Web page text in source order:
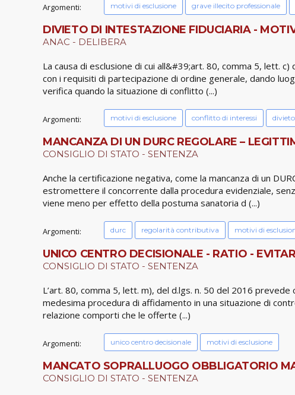
Argomenti: motivi di esclusione grave illecito professionale
DIVIETO DI INTESTAZIONE FIDUCIARIA -
ANAC - DELIBERA
La causa di esclusione di cui all&#39;art. 80, comma 5, lett.
con i requisiti di partecipazione di ordine generale, dando
verifica quando la situazione di conflitto (...)
Argomenti: motivi di esclusione conflitto di interessi
MANCANZA DI UN DURC REGOLARE –
CONSIGLIO DI STATO - SENTENZA
Anche la certificazione negativa, come la mancanza di un
estromettere il concorrente dalla procedura evidenziale,
viene meno per effetto della postuma sanatoria d (...)
Argomenti: durc regolarità contributiva motivi di
UNICO CENTRO DECISIONALE - RATIO -
CONSIGLIO DI STATO - SENTENZA
L’art. 80, comma 5, lett. m), del d.lgs. n. 50 del 2016
medesima procedura di affidamento in una situazione di
relazione comporti che le offerte (...)
Argomenti: unico centro decisionale motivi di esclusione
MANCATO SOPRALLUOGO OBBLIGATORIO
CONSIGLIO DI STATO - SENTENZA